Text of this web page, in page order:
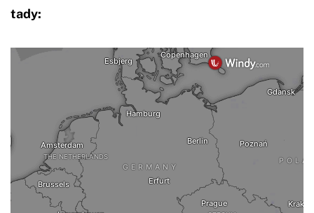
tady: